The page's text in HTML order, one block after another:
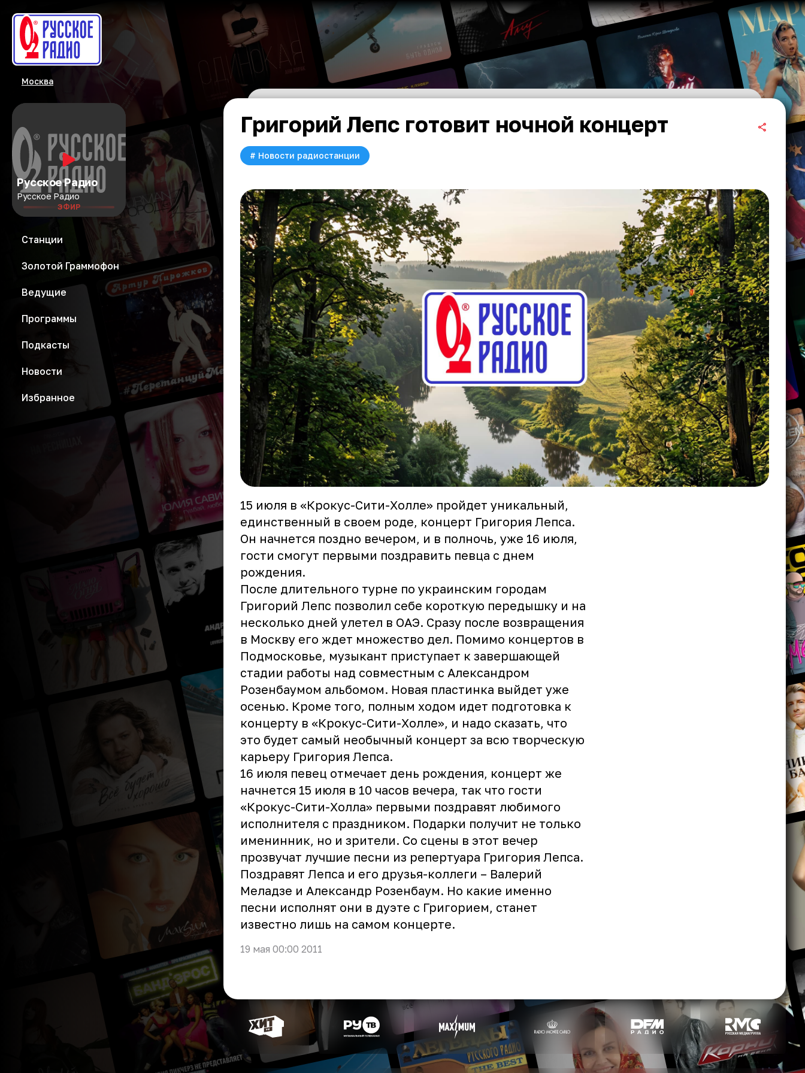
Москва
Русское Радио
Русское Радио
ЭФИР
Станции
Золотой Граммофон
Ведущие
Программы
Подкасты
Новости
Избранное
Григорий Лепс готовит ночной концерт
# Новости радиостанции
15 июля в «Крокус-Сити-Холле» пройдет уникальный,
единственный в своем роде, концерт Григория Лепса.
Он начнется поздно вечером, и в полночь, уже 16 июля,
гости смогут первыми поздравить певца с днем
рождения.
После длительного турне по украинским городам
Григорий Лепс позволил себе короткую передышку и на
несколько дней улетел в ОАЭ. Сразу после возвращения
в Москву его ждет множество дел. Помимо концертов в
Подмосковье, музыкант приступает к завершающей
стадии работы над совместным с Александром
Розенбаумом альбомом. Новая пластинка выйдет уже
осенью. Кроме того, полным ходом идет подготовка к
концерту в «Крокус-Сити-Холле», и надо сказать, что
это будет самый необычный концерт за всю творческую
карьеру Григория Лепса.
16 июля певец отмечает день рождения, концерт же
начнется 15 июля в 10 часов вечера, так что гости
«Крокус-Сити-Холла» первыми поздравят любимого
исполнителя с праздником. Подарки получит не только
именинник, но и зрители. Со сцены в этот вечер
прозвучат лучшие песни из репертуара Григория Лепса.
Поздравят Лепса и его друзья-коллеги – Валерий
Меладзе и Александр Розенбаум. Но какие именно
песни исполнят они в дуэте с Григорием, станет
известно лишь на самом концерте.
19 мая 00:00 2011